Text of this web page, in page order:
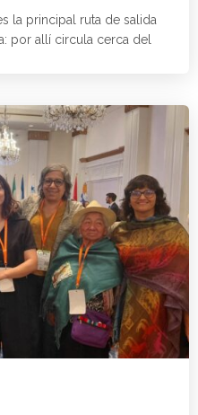
la principal ruta de salida
por allí circula cerca del